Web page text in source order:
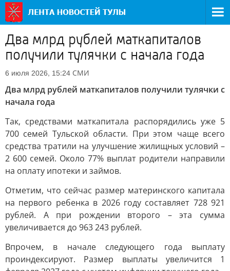
Два млрд рублей маткапиталов
получили тулячки с начала года
6 июля 2026, 15:24 СМИ
Два млрд рублей маткапиталов получили тулячки с
начала года
Так, средствами маткапитала распорядились уже 5
700 семей Тульской области. При этом чаще всего
средства тратили на улучшение жилищных условий –
2 600 семей. Около 77% выплат родители направили
на оплату ипотеки и займов.
Отметим, что сейчас размер материнского капитала
на первого ребенка в 2026 году составляет 728 921
рублей. А при рождении второго – эта сумма
увеличивается до 963 243 рублей.
Впрочем, в начале следующего года выплату
проиндексируют. Размер выплаты увеличится 1